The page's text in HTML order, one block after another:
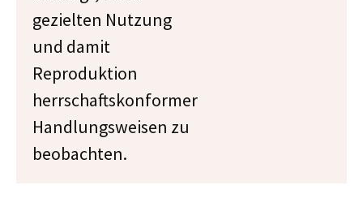
gezielten Nutzung
und damit
Reproduktion
herrschaftskonformer
Handlungsweisen zu
beobachten.